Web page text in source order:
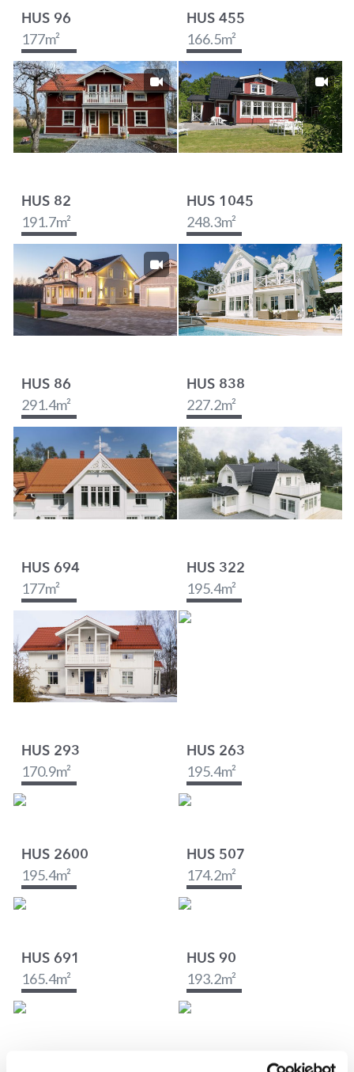
HUS 96
177m²
HUS 455
166.5m²
HUS 82
191.7m²
HUS 1045
248.3m²
HUS 86
291.4m²
HUS 838
227.2m²
HUS 694
177m²
HUS 322
195.4m²
HUS 293
170.9m²
HUS 263
195.4m²
HUS 2600
195.4m²
HUS 507
174.2m²
HUS 691
165.4m²
HUS 90
193.2m²